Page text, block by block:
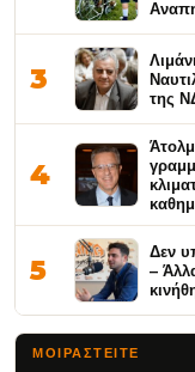
3
της
4
5
Δεν
–
ΜΟΙΡΑΣΤΕΊΤΕ